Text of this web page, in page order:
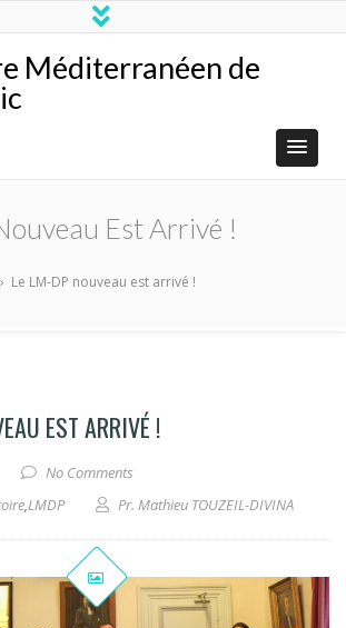
Méditerranéen de
Est Arrivé !
› Le LM-DP nouveau est arrivé !
EST ARRIVÉ !
No Comments
,LMDP Pr. Mathieu TOUZEIL-DIVINA